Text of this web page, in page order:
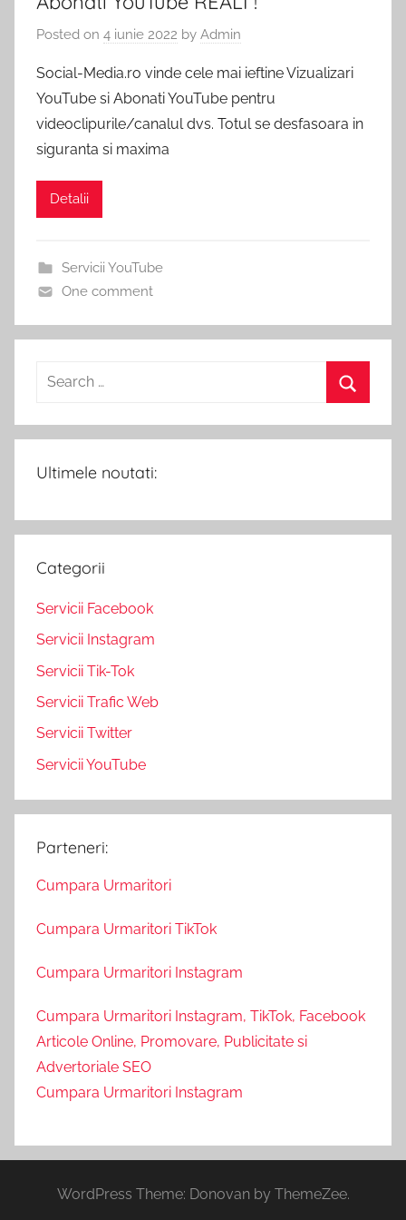
Vizualizari
YouTube
Pachete
Social
incepand
Posted on 4 iunie 2022 by Admin
Social-Media.ro vinde cele mai ieftine Vizualizari
YouTube si Abonati YouTube pentru
videoclipurile/canalul dvs. Totul se desfasoara in
siguranta si maxima
Detalii
Servicii YouTube
One comment
Ultimele noutati:
Categorii
Servicii Facebook
Servicii Instagram
Servicii Tik-Tok
Servicii Trafic Web
Servicii Twitter
Servicii YouTube
Parteneri:
Cumpara Urmaritori
Cumpara Urmaritori TikTok
Cumpara Urmaritori Instagram
Cumpara Urmaritori Instagram, TikTok, Facebook
Articole Online, Promovare, Publicitate si
Advertoriale SEO
Cumpara Urmaritori Instagram
WordPress Theme: Donovan by ThemeZee.